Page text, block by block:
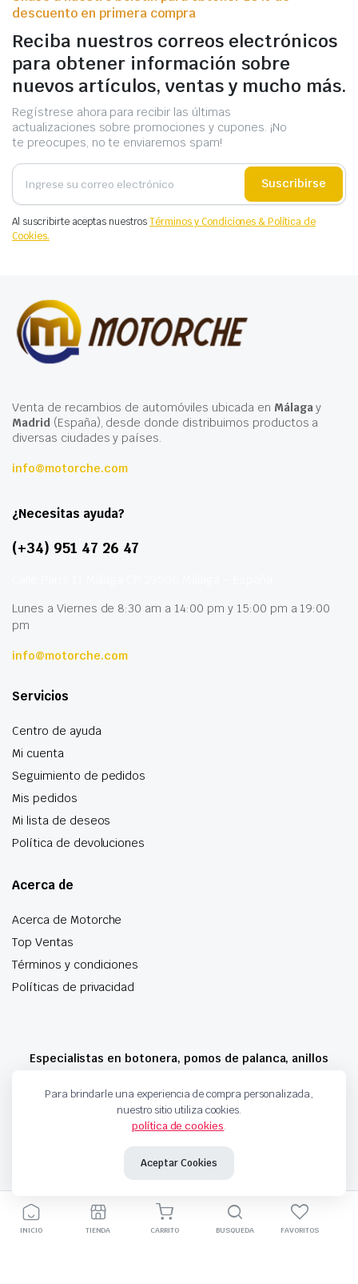
descuento en primera compra
Reciba nuestros correos electrónicos
para obtener información sobre
nuevos artículos, ventas y mucho más.
Regístrese ahora para recibir las últimas
actualizaciones sobre promociones y cupones. ¡No
te preocupes, no te enviaremos spam!
Suscribirse
Al suscribirte aceptas nuestrosTérminos y Condiciones & Política de
Cookies.
Venta de recambios de automóviles ubicada en Málagay
Madrid(España), desde donde distribuimos productos a
diversas ciudades y países.
info@motorche.com
¿Necesitas ayuda?
(+34) 951 47 26 47
Lunes a Viernes de 8:30 am a 14:00 pm y 15:00 pm a 19:00
pm
info@motorche.com
Servicios
Centro de ayuda
Mi cuenta
Seguimiento de pedidos
Mis pedidos
Mi lista de deseos
Política de devoluciones
Acerca de
Acerca de Motorche
Top Ventas
Términos y condiciones
Políticas de privacidad
Especialistas en botonera, pomos de palanca, anillos
Copyright 2024 © Motorche Autoparts. Todos los derechos reservados
Para brindarle una experiencia de compra personalizada,
nuestro sitio utiliza cookies.
política de cookies.
Aceptar Cookies
INICIO TIENDA CARRITO BUSQUEDA FAVORITOS